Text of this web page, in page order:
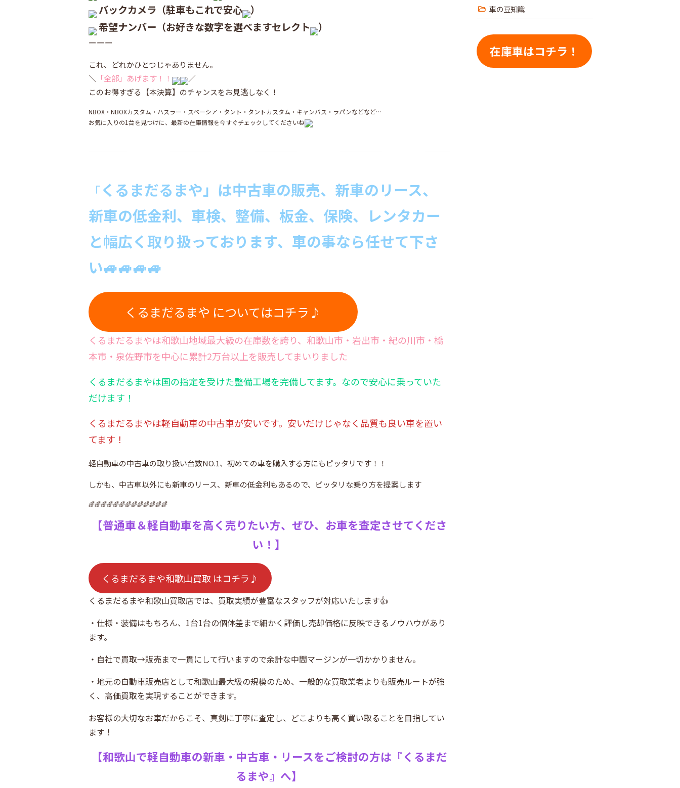
バックカメラ（駐車もこれで安心 ）
希望ナンバー（お好きな数字を選べますセレクト ）
ーーー
これ、どれかひとつじゃありません。
＼ 「全部」あげます！！
／
このお得すぎる【本決算】のチャンスをお見逃しなく！
NBOX・NBOXカスタム・ハスラー・スペーシア・タント・タントカスタム・キャンバス・ラパンなどなど…
お気に入りの1台を見つけに、最新の在庫情報を今すぐチェックしてくださいね
「くるまだるまや」は中古車の販売、新車のリース、
新車の低金利、車検、整備、板金、保険、レンタカー
と幅広く取り扱っております、車の事なら任せて下さ
い🚙🚙🚙🚙
くるまだるまや についてはコチラ♪
くるまだるまやは和歌山地域最大級の在庫数を誇り、和歌山市・岩出市・紀の川市・橋
本市・泉佐野市を中心に累計2万台以上を販売してまいりました
くるまだるまやは国の指定を受けた整備工場を完備してます。なので安心に乗っていた
だけます！
くるまだるまやは軽自動車の中古車が安いです。安いだけじゃなく品質も良い車を置い
てます！
軽自動車の中古車の取り扱い台数NO.1、初めての車を購入する方にもピッタリです！！
しかも、中古車以外にも新車のリース、新車の低金利もあるので、ピッタリな乗り方を提案します
🌈🌈🌈🌈🌈🌈🌈🌈🌈🌈🌈🌈🌈
【普通車＆軽自動車を高く売りたい方、ぜひ、お車を査定させてくださ
い！】
くるまだるまや和歌山買取 はコチラ♪
くるまだるまや和歌山買取店では、買取実績が豊富なスタッフが対応いたします👍
・仕様・装備はもちろん、1台1台の個体差まで細かく評価し売却価格に反映できるノウハウがあり
ます。
・自社で買取→販売まで一貫にして行いますので余計な中間マージンが一切かかりません。
・地元の自動車販売店として和歌山最大級の規模のため、一般的な買取業者よりも販売ルートが強
く、高価買取を実現することができます。
お客様の大切なお車だからこそ、真剣に丁寧に査定し、どこよりも高く買い取ることを目指してい
ます！
【和歌山で軽自動車の新車・中古車・リースをご検討の方は『くるまだ
るまや』へ】
車の豆知識
在庫車はコチラ！